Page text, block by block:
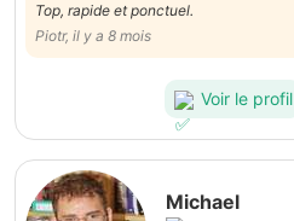
Top, rapide et ponctuel.
Piotr, il y a 8 mois
Voir le profil
Michael